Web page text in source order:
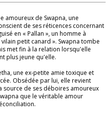
amoureux de Swapna, une
de ses réticences concernant
en « Pallan », un homme à
petit canard ». Swapna tombe
met fin à la relation lorsqu'elle
plus jeune qu'elle.
une ex-petite amie toxique et
Obsédée par lui, elle revient
source de ses déboires amoureux
que le véritable amour